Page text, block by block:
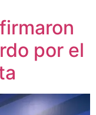
por el